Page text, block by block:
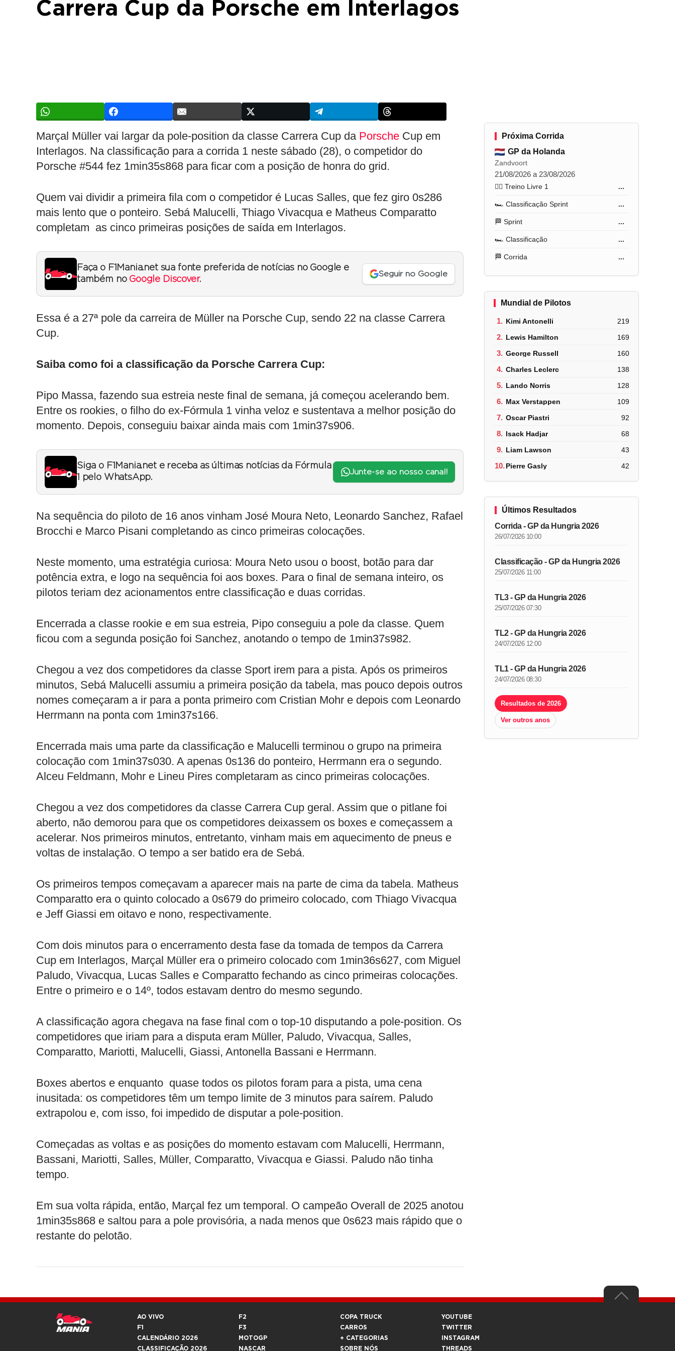
Carrera Cup da Porsche em Interlagos
Marçal Müller vai largar da pole-position da classe Carrera Cup da Porsche Cup em
Interlagos. Na classificação para a corrida 1 neste sábado (28), o competidor do
Porsche #544 fez 1min35s868 para ficar com a posição de honra do grid.
Quem vai dividir a primeira fila com o competidor é Lucas Salles, que fez giro 0s286
mais lento que o ponteiro. Sebá Malucelli, Thiago Vivacqua e Matheus Comparatto
completam as cinco primeiras posições de saída em Interlagos.
Faça o F1Mania.net sua fonte preferida de notícias no Google e
também no Google Discover.
Seguir no Google
Essa é a 27ª pole da carreira de Müller na Porsche Cup, sendo 22 na classe Carrera
Cup.
Saiba como foi a classificação da Porsche Carrera Cup:
Pipo Massa, fazendo sua estreia neste final de semana, já começou acelerando bem.
Entre os rookies, o filho do ex-Fórmula 1 vinha veloz e sustentava a melhor posição do
momento. Depois, conseguiu baixar ainda mais com 1min37s906.
Siga o F1Mania.net e receba as últimas notícias da Fórmula
1 pelo WhatsApp.
Junte-se ao nosso canal!
Na sequência do piloto de 16 anos vinham José Moura Neto, Leonardo Sanchez, Rafael
Brocchi e Marco Pisani completando as cinco primeiras colocações.
Neste momento, uma estratégia curiosa: Moura Neto usou o boost, botão para dar
potência extra, e logo na sequência foi aos boxes. Para o final de semana inteiro, os
pilotos teriam dez acionamentos entre classificação e duas corridas.
Encerrada a classe rookie e em sua estreia, Pipo conseguiu a pole da classe. Quem
ficou com a segunda posição foi Sanchez, anotando o tempo de 1min37s982.
Chegou a vez dos competidores da classe Sport irem para a pista. Após os primeiros
minutos, Sebá Malucelli assumiu a primeira posição da tabela, mas pouco depois outros
nomes começaram a ir para a ponta primeiro com Cristian Mohr e depois com Leonardo
Herrmann na ponta com 1min37s166.
Encerrada mais uma parte da classificação e Malucelli terminou o grupo na primeira
colocação com 1min37s030. A apenas 0s136 do ponteiro, Herrmann era o segundo.
Alceu Feldmann, Mohr e Lineu Pires completaram as cinco primeiras colocações.
Chegou a vez dos competidores da classe Carrera Cup geral. Assim que o pitlane foi
aberto, não demorou para que os competidores deixassem os boxes e começassem a
acelerar. Nos primeiros minutos, entretanto, vinham mais em aquecimento de pneus e
voltas de instalação. O tempo a ser batido era de Sebá.
Os primeiros tempos começavam a aparecer mais na parte de cima da tabela. Matheus
Comparatto era o quinto colocado a 0s679 do primeiro colocado, com Thiago Vivacqua
e Jeff Giassi em oitavo e nono, respectivamente.
Com dois minutos para o encerramento desta fase da tomada de tempos da Carrera
Cup em Interlagos, Marçal Müller era o primeiro colocado com 1min36s627, com Miguel
Paludo, Vivacqua, Lucas Salles e Comparatto fechando as cinco primeiras colocações.
Entre o primeiro e o 14º, todos estavam dentro do mesmo segundo.
A classificação agora chegava na fase final com o top-10 disputando a pole-position. Os
competidores que iriam para a disputa eram Müller, Paludo, Vivacqua, Salles,
Comparatto, Mariotti, Malucelli, Giassi, Antonella Bassani e Herrmann.
Boxes abertos e enquanto quase todos os pilotos foram para a pista, uma cena
inusitada: os competidores têm um tempo limite de 3 minutos para saírem. Paludo
extrapolou e, com isso, foi impedido de disputar a pole-position.
Começadas as voltas e as posições do momento estavam com Malucelli, Herrmann,
Bassani, Mariotti, Salles, Müller, Comparatto, Vivacqua e Giassi. Paludo não tinha
tempo.
Em sua volta rápida, então, Marçal fez um temporal. O campeão Overall de 2025 anotou
1min35s868 e saltou para a pole provisória, a nada menos que 0s623 mais rápido que o
restante do pelotão.
Próxima Corrida
GP da Holanda
Zandvoort
21/08/2026 a 23/08/2026
🏋️‍♂️ Treino Livre 1 ...
🏎️ Classificação Sprint ...
🏁 Sprint ...
🏎️ Classificação ...
🏁 Corrida ...
Mundial de Pilotos
1. Kimi Antonelli 219
2. Lewis Hamilton 169
3. George Russell 160
4. Charles Leclerc 138
5. Lando Norris 128
6. Max Verstappen 109
7. Oscar Piastri 92
8. Isack Hadjar 68
9. Liam Lawson 43
10.Pierre Gasly 42
Últimos Resultados
Corrida - GP da Hungria 2026
26/07/2026 10:00
Classificação - GP da Hungria 2026
25/07/2026 11:00
TL3 - GP da Hungria 2026
25/07/2026 07:30
TL2 - GP da Hungria 2026
24/07/2026 12:00
TL1 - GP da Hungria 2026
24/07/2026 08:30
Resultados de 2026
Ver outros anos
AO VIVO
F1
CALENDÁRIO 2026
CLASSIFICAÇÃO 2026
F2
F3
MOTOGP
NASCAR
COPA TRUCK
CARROS
+ CATEGORIAS
SOBRE NÓS
YOUTUBE
TWITTER
INSTAGRAM
THREADS